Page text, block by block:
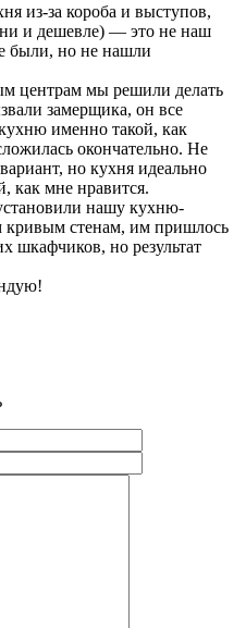
из-за короба и выступов,
и дешевле) — это не наш
были, но не нашли
центрам мы решили делать
замерщика, он все
именно такой, как
окончательно. Не
но кухня идеально
как мне нравится.
нашу кухню-
кривым стенам, им пришлось
шкафчиков, но результат